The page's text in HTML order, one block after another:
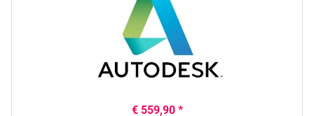
€ 559,90 *